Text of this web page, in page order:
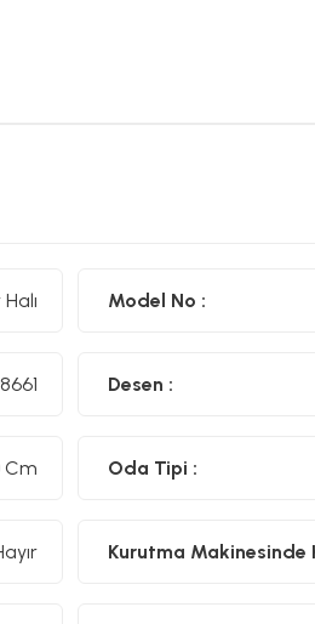
Model No :
Desen :
Cm Oda Tipi :
Kurutma Makinesinde